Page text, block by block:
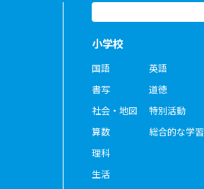
小学校
国語
書写
社会・地図
算数
理科
生活
英語
道徳
特別活動
総合的な学習